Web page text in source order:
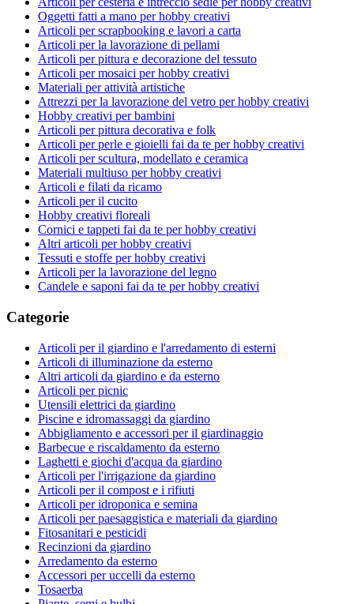
Oggetti fatti a mano per hobby creativi
Articoli per scrapbooking e lavori a carta
Articoli per la lavorazione di pellami
Articoli per pittura e decorazione del tessuto
Articoli per mosaici per hobby creativi
Materiali per attività artistiche
Attrezzi per la lavorazione del vetro per hobby creativi
Hobby creativi per bambini
Articoli per pittura decorativa e folk
Articoli per perle e gioielli fai da te per hobby creativi
Articoli per scultura, modellato e ceramica
Materiali multiuso per hobby creativi
Articoli e filati da ricamo
Articoli per il cucito
Hobby creativi floreali
Cornici e tappeti fai da te per hobby creativi
Altri articoli per hobby creativi
Tessuti e stoffe per hobby creativi
Articoli per la lavorazione del legno
Candele e saponi fai da te per hobby creativi
Categorie
Articoli per il giardino e l'arredamento di esterni
Articoli di illuminazione da esterno
Altri articoli da giardino e da esterno
Articoli per picnic
Utensili elettrici da giardino
Piscine e idromassaggi da giardino
Abbigliamento e accessori per il giardinaggio
Barbecue e riscaldamento da esterno
Laghetti e giochi d'acqua da giardino
Articoli per l'irrigazione da giardino
Articoli per il compost e i rifiuti
Articoli per idroponica e semina
Articoli per paesaggistica e materiali da giardino
Fitosanitari e pesticidi
Recinzioni da giardino
Arredamento da esterno
Accessori per uccelli da esterno
Tosaerba